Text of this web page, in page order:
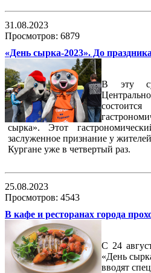
31.08.2023
Просмотров: 6879
«День сырка-2023». До
В эту
сырка». Этот
заслуженное признание у
Кургане уже в четвертый раз.
25.08.2023
Просмотров: 4543
В кафе и ресторанах города
С 24
«День
вводят